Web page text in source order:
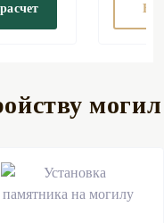
В
могил